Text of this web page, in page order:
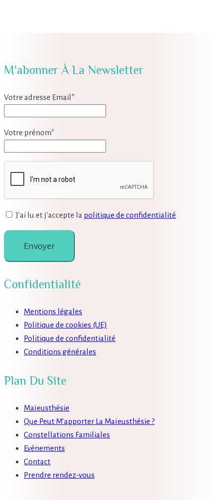
M'abonner À La Newsletter
Votre adresse Email*
Votre prénom*
J'ai lu et j'accepte la politique de confidentialité
Confidentialité
Mentions légales
Politique de cookies (UE)
Politique de confidentialité
Conditions générales
Plan Du Site
Maïeusthésie
Que Peut M’apporter La Maïeusthésie ?
Constellations Familiales
Evénements
Contact
Prendre rendez-vous